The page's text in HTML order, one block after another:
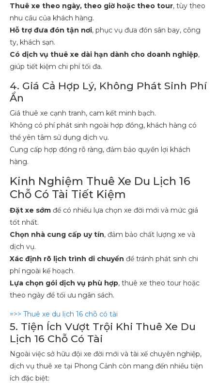
Thuê xe theo ngày, theo giờ hoặc theo tour, tùy theo
nhu cầu của khách hàng.
Hỗ trợ đưa đón tận nơi, phục vụ đưa đón sân bay, công
ty, khách sạn.
Có dịch vụ thuê xe dài hạn dành cho doanh nghiệp,
giúp tiết kiệm chi phí tối đa.
4. Giá Cả Hợp Lý, Không Phát Sinh Phí
Ẩn
Giá thuê xe cạnh tranh, cam kết minh bạch.
Không có phí phát sinh ngoài hợp đồng, khách hàng có
thể yên tâm sử dụng dịch vụ.
Cung cấp hợp đồng rõ ràng, đảm bảo quyền lợi khách
hàng.
Kinh Nghiệm Thuê Xe Du Lịch 16
Chỗ Có Tài Tiết Kiệm
Đặt xe sớm để có nhiều lựa chọn xe đời mới và mức giá
tốt nhất.
Chọn nhà cung cấp uy tín, đảm bảo chất lượng xe và
dịch vụ.
Xác định rõ lịch trình di chuyển để tránh phát sinh chi
phí ngoài kế hoạch.
Lựa chọn gói dịch vụ phù hợp, thuê xe theo tour hoặc
theo ngày để tối ưu ngân sách.
=>> Thuê xe du lịch 16 chỗ có tài
5. Tiện Ích Vượt Trội Khi Thuê Xe Du
Lịch 16 Chỗ Có Tài
Ngoài việc sở hữu đội xe đời mới và tài xế chuyên nghiệp,
dịch vụ thuê xe tại Phong Cảnh còn mang đến nhiều tiện
ích đặc biệt: